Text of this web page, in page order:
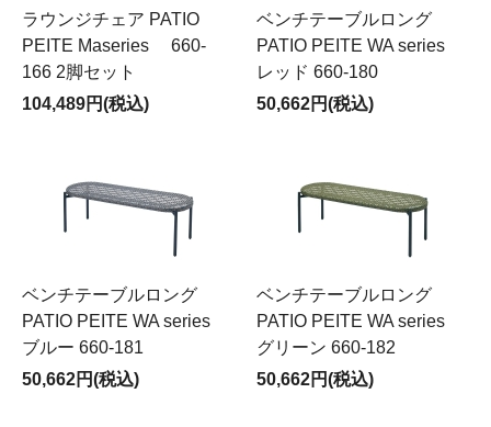
ラウンジチェア PATIO
PEITE Maseries 660-
166 2脚セット
104,489円(税込)
ベンチテーブルロング
PATIO PEITE WA series
レッド 660-180
50,662円(税込)
ベンチテーブルロング
PATIO PEITE WA series
ブルー 660-181
50,662円(税込)
ベンチテーブルロング
PATIO PEITE WA series
グリーン 660-182
50,662円(税込)